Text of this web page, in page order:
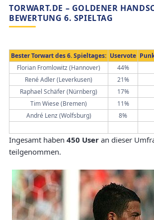
TORWART.DE – GOLDENER
BEWERTUNG 6. SPIELTAG
Bester Torwart des 6. Spieltages: Uservote
Florian Fromlowitz (Hannover)
44%
René Adler (Leverkusen)
21%
Raphael Schäfer (Nürnberg)
17%
Tim Wiese (Bremen)
11%
André Lenz (Wolfsburg)
8%
Ingesamt haben 450 User an dieser
teilgenommen.